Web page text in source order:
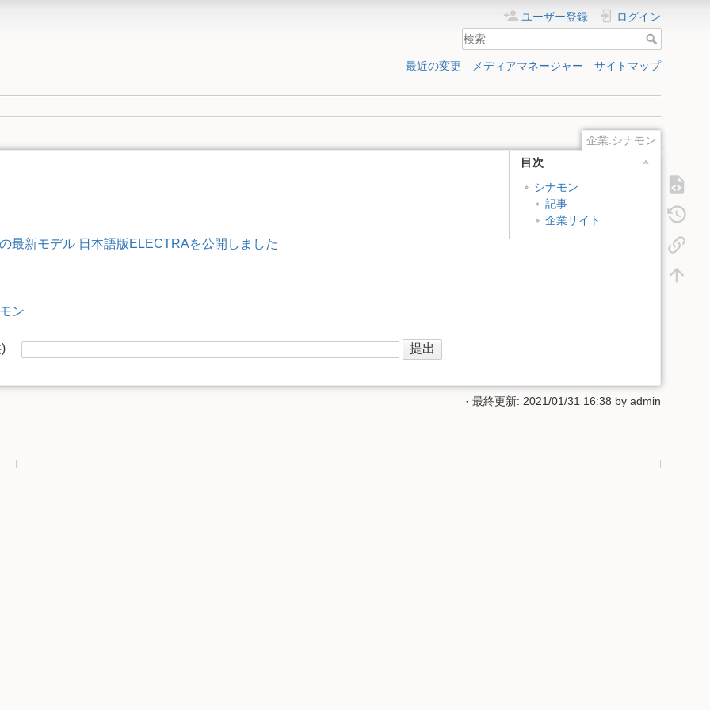
ユーザー登録 ログイン
最近の変更 メディアマネージャー サイトマップ
企業:シナモン
目次
シナモン
記事
企業サイト
最新モデル 日本語版ELECTRAを公開しました
ン
)
· 最終更新: 2021/01/31 16:38 by admin